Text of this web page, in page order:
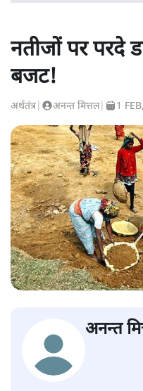
नतीजों पर परदे
बजट!
अर्थतंत्र अनन्त मित्तल| 1
अनन्त